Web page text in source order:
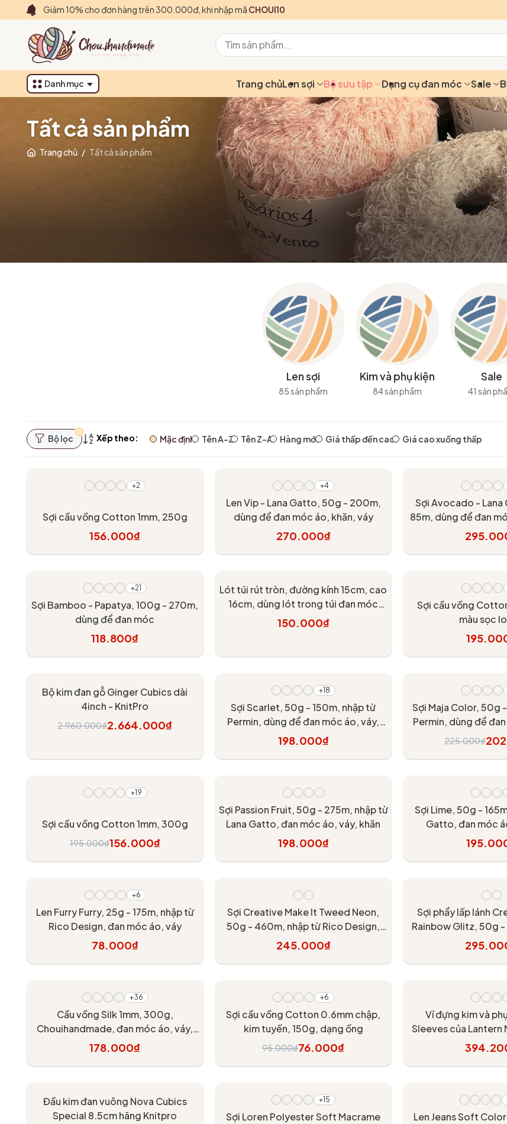
Giảm 10% cho đơn hàng trên 300.000đ, khi nhập mã CHOUI10
Danh mục Trang chủLen sợi Bộ sưu tập Dụng cụ đan móc Sale
Tất cả sản phẩm
Trang chủ / Tất cả sản phẩm
Len sợi
85 sản phẩm
Kim và phụ kiện
84 sản phẩm
Sale
41 sản
Bộ lọc
0
Xếp theo: Mặc định Tên A-Z Tên Z-A Hàng mới Giá thấp đến cao Giá cao xuống thấp
+2
Sợi cầu vồng Cotton 1mm, 250g
156.000₫
+4
Len Vip - Lana Gatto, 50g - 200m,
dùng để đan móc áo, khăn, váy
270.000₫
Sợi Avocado -
85m, dùng để đan
đồ dùng trang
+21
Sợi Bamboo - Papatya, 100g - 270m,
dùng để đan móc
118.800₫
Lót túi rút tròn, đường kính 15cm, cao
16cm, dùng lót trong túi đan móc
handmade
150.000₫
Sợi cầu vồng
màu sọc
Bộ kim đan gỗ Ginger Cubics dài
4inch - KnitPro
2.960.000₫2.664.000₫
+18
Sợi Scarlet, 50g - 150m, nhập từ
Permin, dùng để đan móc áo, váy,
khăn
198.000₫
Sợi Maja Color, 50g
Permin, dùng để
váy
225.000₫
+19
Sợi cầu vồng Cotton 1mm, 300g
195.000₫156.000₫
Sợi Passion Fruit, 50g - 275m, nhập từ
Lana Gatto, đan móc áo, váy, khăn
198.000₫
Sợi Lime, 50g -
Gatto, đan móc
+6
Len Furry Furry, 25g - 175m, nhập từ
Rico Design, đan móc áo, váy
78.000₫
Sợi Creative Make It Tweed Neon,
50g - 460m, nhập từ Rico Design,
đan móc áo, khăn, váy
245.000₫
Sợi phẩy lấp lánh
Rainbow Glitz, 50g
Rico Design, đan
+36
Cầu vồng Silk 1mm, 300g,
Chouihandmade, đan móc áo, váy,
khăn
178.000₫
+6
Sợi cầu vồng Cotton 0.6mm chập,
kim tuyến, 150g, dạng ống
95.000₫76.000₫
Ví đựng kim và
Sleeves của Lantern
Đầu kim đan vuông Nova Cubics
Special 8.5cm hãng Knitpro
+15
Sợi Loren Polyester Soft Macrame
Len Jeans Soft